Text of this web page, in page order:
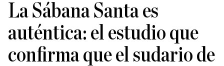
La Sábana Santa es
auténtica: el estudio que
confirma que el sudario de